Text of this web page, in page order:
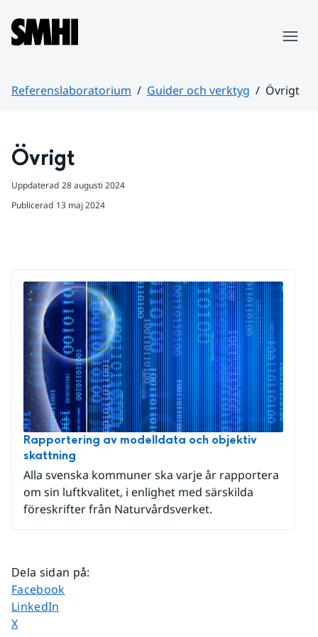
Hoppa till sidans innehåll
Referenslaboratorium Guider och verktyg
Övrigt
Övrigt
Uppdaterad 28 augusti 2024
Publicerad 13 maj 2024
Rapportering av modelldata och objektiv
skattning
Alla svenska kommuner ska varje år rapportera
om sin luftkvalitet, i enlighet med särskilda
föreskrifter från Naturvårdsverket.
Dela sidan på:
Dela sidan på
Facebook
Dela sidan på
LinkedIn
Dela sidan på
X